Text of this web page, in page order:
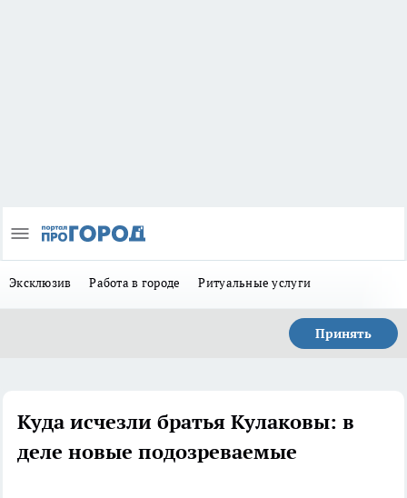
Эксклюзив Работа в городе Ритуальные услуги
Принять
Куда исчезли братья Кулаковы: в
деле новые подозреваемые